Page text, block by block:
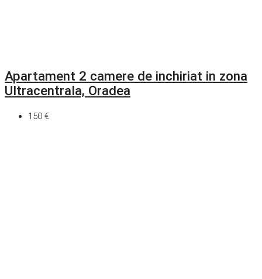
Apartament 2 camere de inchiriat in zona
Ultracentrala, Oradea
150 €